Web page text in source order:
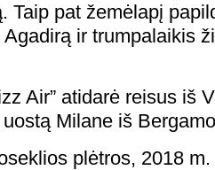
Taip pat žemėlapį
ir trumpalaikis
Air” atidarė reisus iš
Milane iš
plėtros, 2018 m.